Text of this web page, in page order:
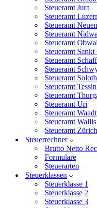
Steueramt Jura
Steueramt
Steueramt
Steueramt
Steueramt
Steueramt Sankt
Steueramt
Steueramt
Steueramt
Steueramt Tessin
Steueramt
Steueramt Uri
Steueramt Waadt
Steueramt Wallis
Steueramt Zürich
Steuerrechner
Brutto Netto
Formulare
Steuerarten
Steuerklassen
Steuerklasse 1
Steuerklasse 2
Steuerklasse 3